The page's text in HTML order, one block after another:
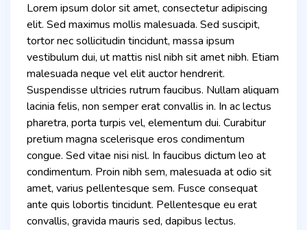
Lorem ipsum dolor sit amet, consectetur adipiscing
elit. Sed maximus mollis malesuada. Sed suscipit,
tortor nec sollicitudin tincidunt, massa ipsum
vestibulum dui, ut mattis nisl nibh sit amet nibh. Etiam
malesuada neque vel elit auctor hendrerit.
Suspendisse ultricies rutrum faucibus. Nullam aliquam
lacinia felis, non semper erat convallis in. In ac lectus
pharetra, porta turpis vel, elementum dui. Curabitur
pretium magna scelerisque eros condimentum
congue. Sed vitae nisi nisl. In faucibus dictum leo at
condimentum. Proin nibh sem, malesuada at odio sit
amet, varius pellentesque sem. Fusce consequat
ante quis lobortis tincidunt. Pellentesque eu erat
convallis, gravida mauris sed, dapibus lectus.